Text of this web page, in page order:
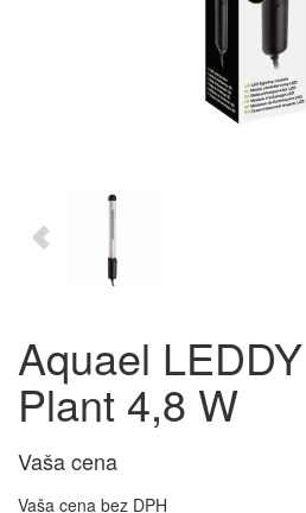
Aquael
Plant 4,8 W
Vaša cena
Vaša cena bez DPH